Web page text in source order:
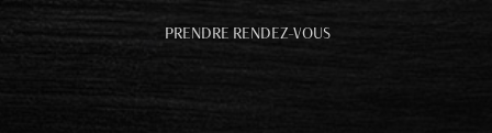
PRENDRE RENDEZ-VOUS